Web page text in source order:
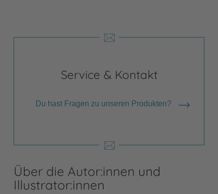
Service & Kontakt
Du hast Fragen zu unseren Produkten?
Über die Autor:innen und
Illustrator:innen